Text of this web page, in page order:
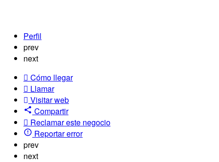
Perfil
prev
next
Cómo llegar
Llamar
Visitar web
Compartir
Reclamar este negocio
Reportar error
prev
next